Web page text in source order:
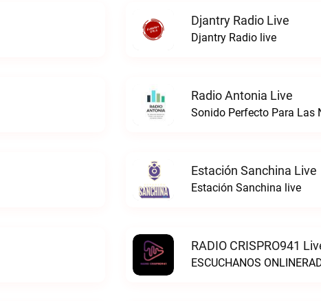
Djantry Radio Live
Djantry Radio live
Radio Antonia Live
Sonido Perfecto Para Las
Estación Sanchina Live
Estación Sanchina live
RADIO CRISPRO941
ESCUCHANOS